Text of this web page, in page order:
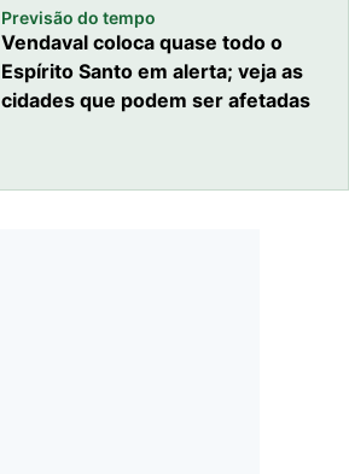
Previsão do tempo
Vendaval coloca quase todo o
Espírito Santo em alerta; veja as
cidades que podem ser afetadas